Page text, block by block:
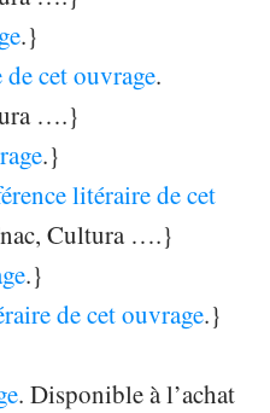
.}
cet ouvrage.
….}
.}
litéraire de cet
Cultura ….}
.}
de cet ouvrage.}
. Disponible à l’achat